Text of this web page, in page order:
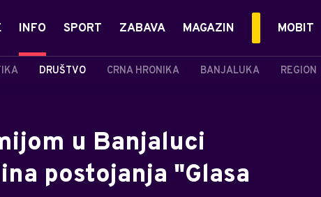
INFO
DRUŠTVO CRNA HRONIKA BANJALUKA REGION
SPORT ZABAVA MAGAZIN MOBIT
u Banjaluci
postojanja "Glasa